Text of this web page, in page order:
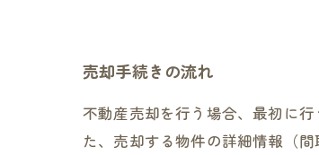
売却手続きの流れ
不動産売却を行う場合、最初に
た、売却する物件の詳細情報（